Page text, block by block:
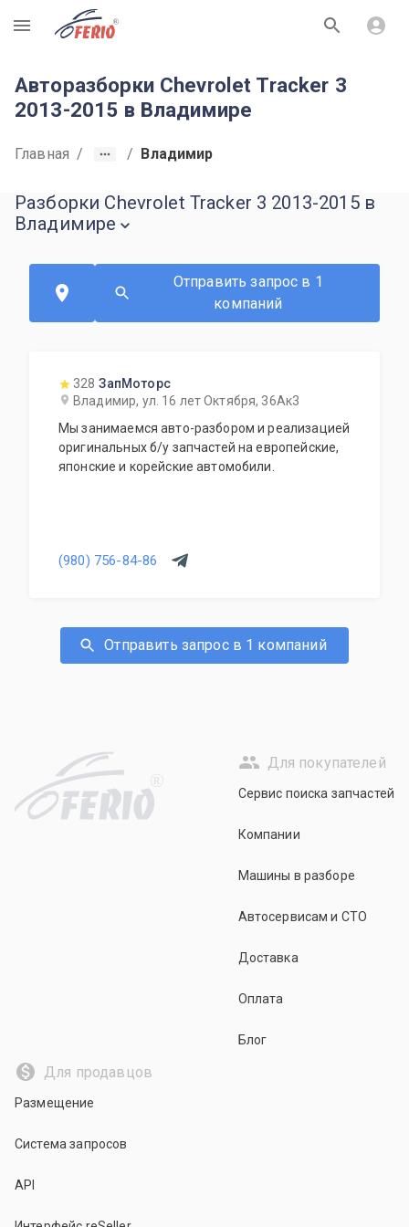
R
Авторазборки Chevrolet Tracker 3
2013-2015 в Владимире
Главная / / Владимир
Разборки Chevrolet Tracker 3 2013-2015 в
Владимире
Отправить запрос в 1
компаний
328 ЗапМоторс
Владимир, ул. 16 лет Октября, 36Ак3
Мы занимаемся авто-разбором и реализацией
оригинальных б/у запчастей на европейские,
японские и корейские автомобили.
(980) 756-84-86
Отправить запрос в 1 компаний
R
Для покупателей
Сервис поиска запчастей
Компании
Машины в разборе
Автосервисам и СТО
Доставка
Оплата
Блог
Для продавцов
Размещение
Система запросов
API